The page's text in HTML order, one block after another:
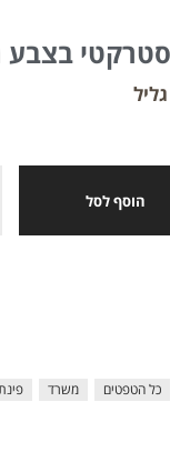
בצבע
הוסף לסל
כל הטפטים משרד